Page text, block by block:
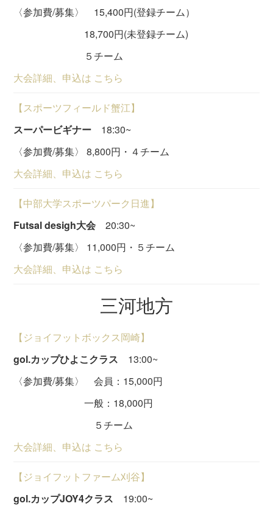
〈参加費/募集〉 15,400円(登録チーム）
18,700円(未登録チーム)
５チーム
大会詳細、申込は こちら
【スポーツフィールド蟹江】
スーパービギナー 18:30~
〈参加費/募集〉 8,800円・４チーム
大会詳細、申込は こちら
【中部大学スポーツパーク日進】
Futsal desigh大会 20:30~
〈参加費/募集〉 11,000円・５チーム
大会詳細、申込は こちら
三河地方
【ジョイフットボックス岡崎】
gol.カップひよこクラス 13:00~
〈参加費/募集〉 会員：15,000円
一般：18,000円
５チーム
大会詳細、申込は こちら
【ジョイフットファーム刈谷】
gol.カップJOY4クラス 19:00~